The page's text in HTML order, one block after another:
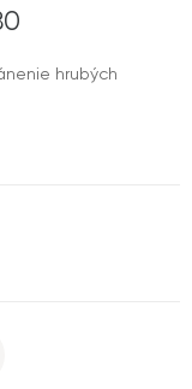
hrubých